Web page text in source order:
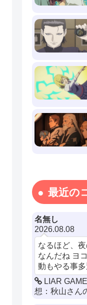
最近の
名無し
2026.08.08
なるほど、
なんだね ヨ
動もやる事
LIAR
想：秋山さん